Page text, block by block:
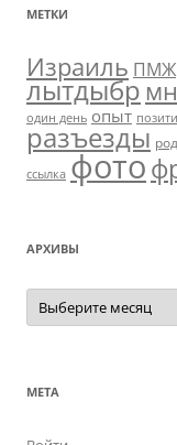
МЕТКИ
Израиль ПМЖ
лытдыбр
один день опыт
разъезды
ссылка фото
АРХИВЫ
Архивы
МЕТА